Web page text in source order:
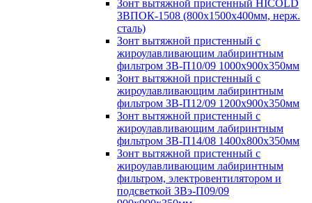
Зонт вытяжной пристенный HICOLD
ЗВПОК-1508 (800х1500х400мм, нерж.
сталь)
Зонт вытяжной пристенный с
жироулавливающим лабиринтным
фильтром ЗВ-П10/09 1000х900х350мм
Зонт вытяжной пристенный с
жироулавливающим лабиринтным
фильтром ЗВ-П12/09 1200х900х350мм
Зонт вытяжной пристенный с
жироулавливающим лабиринтным
фильтром ЗВ-П14/08 1400х800х350мм
Зонт вытяжной пристенный с
жироулавливающим лабиринтным
фильтром, электровентилятором и
подсветкой ЗВэ-П09/09